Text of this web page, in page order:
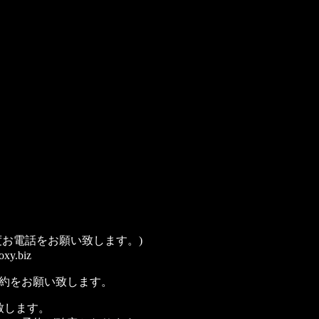
電話をお願い致します。)
をお願い致します。
ます。